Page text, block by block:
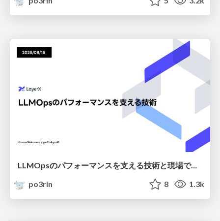
LLMOpsのパフォーマンスを支える技術と現場で実践した改善
po3rin
8 1.3k